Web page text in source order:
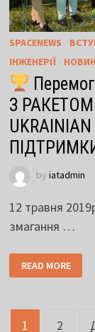
SPACENEWS
ІНЖЕНЕРІЇ/
З
by iatadmin
12 травня
змагання …
READ MORE
Навігація
1 2